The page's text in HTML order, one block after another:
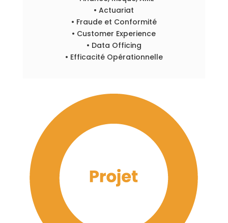
• Actuariat
• Fraude et Conformité
• Customer Experience
• Data Officing
• Efficacité Opérationnelle